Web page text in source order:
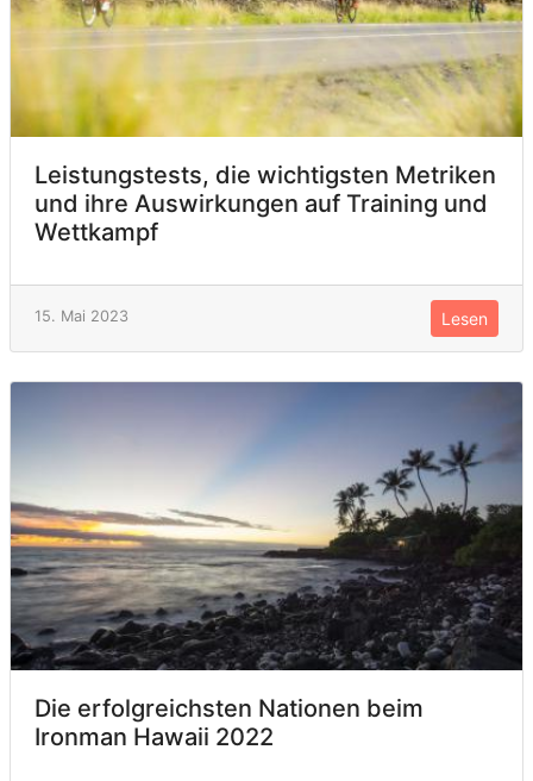
Leistungstests, die wichtigsten Metriken
und ihre Auswirkungen auf Training und
Wettkampf
15. Mai 2023 Lesen
Die erfolgreichsten Nationen beim
Ironman Hawaii 2022